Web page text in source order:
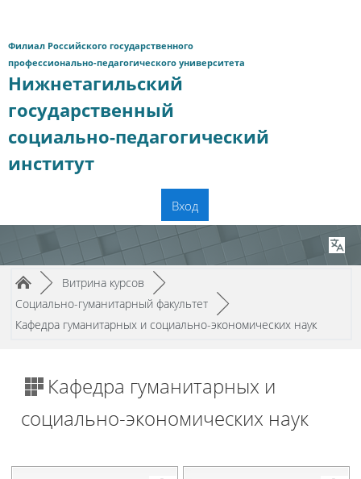
Филиал Российского государственного
профессионально-педагогического университета
Нижнетагильский
государственный
социально-педагогический
институт
Вход
Путь к странице
/► Витрина курсов /►
Социально-гуманитарный факультет
/►
Кафедра гуманитарных и социально-экономических наук
Кафедра гуманитарных и
социально-экономических наук